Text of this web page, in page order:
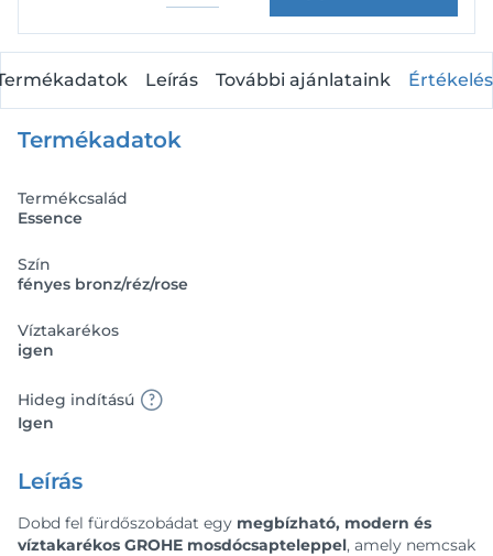
Leírás További ajánlataink Értékelés
Termékadatok
Termékcsalád
Essence
Szín
fényes bronz/réz/rose
Víztakarékos
igen
Hideg indítású
Igen
Leírás
Dobd fel fürdőszobádat egy megbízható, modern és
víztakarékos GROHE mosdócsapteleppel, amely nemcsak